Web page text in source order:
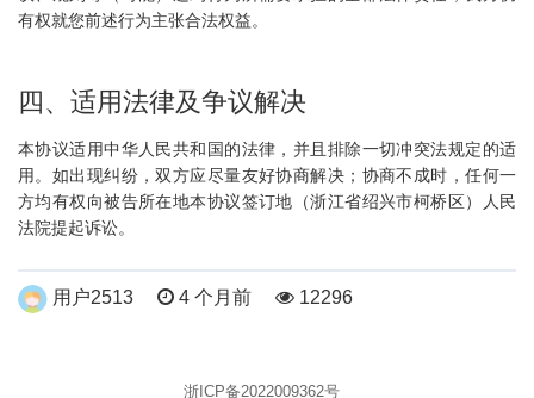
有权就您前述行为主张合法权益。
四、适用法律及争议解决
本协议适用中华人民共和国的法律，并且排除一切冲突法规定的适
用。如出现纠纷，双方应尽量友好协商解决；协商不成时，任何一
方均有权向被告所在地本协议签订地（浙江省绍兴市柯桥区）人民
法院提起诉讼。
用户2513 4 个月前 12296
浙ICP备2022009362号